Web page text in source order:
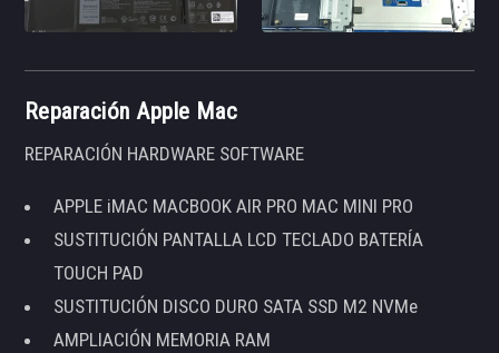
Reparación Apple Mac
REPARACIÓN HARDWARE SOFTWARE
APPLE iMAC MACBOOK AIR PRO MAC MINI PRO
SUSTITUCIÓN PANTALLA LCD TECLADO BATERÍA
TOUCH PAD
SUSTITUCIÓN DISCO DURO SATA SSD M2 NVMe
AMPLIACIÓN MEMORIA RAM